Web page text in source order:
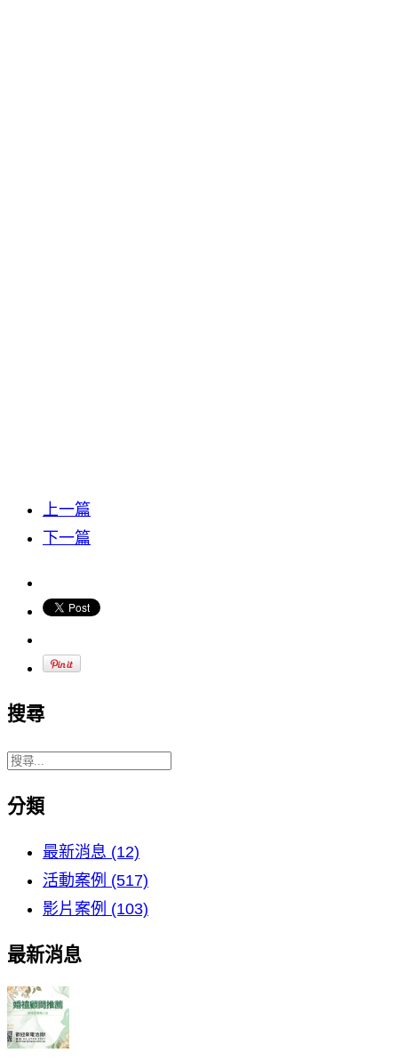
上一篇
下一篇
搜尋
分類
最新消息 (12)
活動案例 (517)
影片案例 (103)
最新消息